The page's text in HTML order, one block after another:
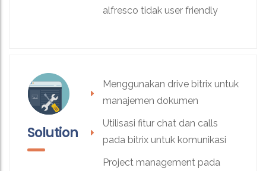
alfresco tidak user friendly
Solution
Menggunakan drive bitrix untuk
manajemen dokumen
Utilisasi fitur chat dan calls
pada bitrix untuk komunikasi
Project management pada